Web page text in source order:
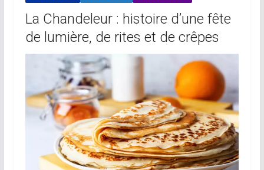
La Chandeleur : histoire d’une fête
de lumière, de rites et de crêpes